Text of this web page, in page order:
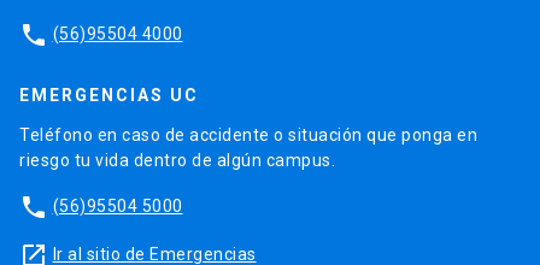
phone (56)95504 4000
EMERGENCIAS UC
Teléfono en caso de accidente o situación que ponga en
riesgo tu vida dentro de algún campus.
phone (56)95504 5000
launch Ir al sitio de Emergencias